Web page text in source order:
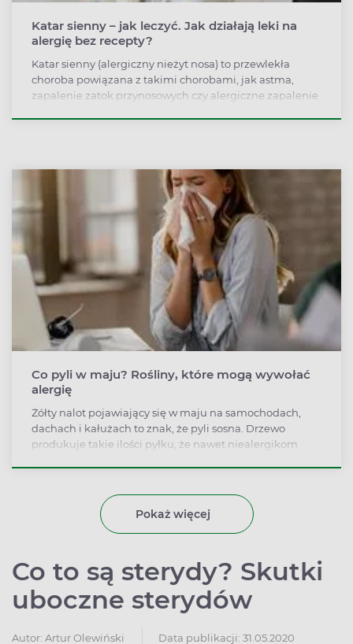
Katar sienny – jak leczyć. Jak działają leki na
alergię bez recepty?
Katar sienny (alergiczny nieżyt nosa) to przewlekła
choroba powiązana z takimi chorobami, jak astma,
zapalenie zatok przynosowych czy alergiczne zapalenie
Co pyli w maju? Rośliny, które mogą wywołać
alergię
Żółty nalot pojawiający się w maju na samochodach,
dachach i kałużach to znak, że pyli sosna. Drzewo
produkuje takie ilości pyłku, że nawet niealergikom
Jakie objawy może mieć alergia na rośliny kwitnące w
Pokaż więcej
Co to są sterydy? Skutki
uboczne sterydów
Autor: Artur Olewiński Data publikacji: 31.05.2020